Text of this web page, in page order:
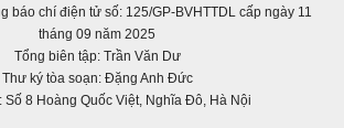
báo chí điện tử số: 125/GP-BVHTTDL cấp ngày 11
tháng 09 năm 2025
Tổng biên tập: Trần Văn Dư
Thư ký tòa soạn: Đặng Anh Đức
Số 8 Hoàng Quốc Việt, Nghĩa Đô, Hà Nội